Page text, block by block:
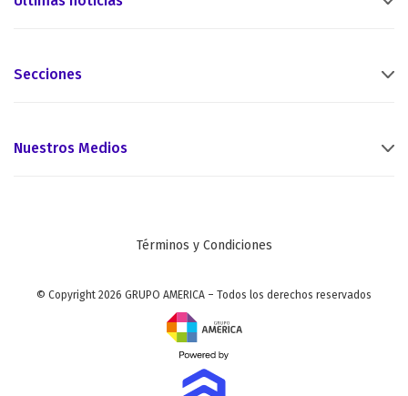
Secciones
Nuestros Medios
Términos y Condiciones
© Copyright 2026 GRUPO AMERICA – Todos los derechos reservados